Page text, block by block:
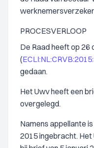
PROCESVERLOOP
De Raad heeft op 26
(
gedaan.
Het Uwv heeft een
overgelegd.
Namens appellante
2015 ingebracht.